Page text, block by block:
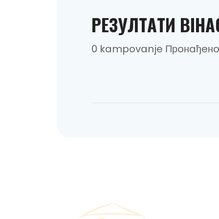
РEЗУЛТAТИ
0 kampovanje Прoнaђeнo